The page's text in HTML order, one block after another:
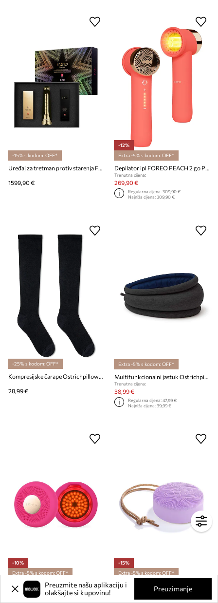
-15% s kodom: OFF*
Uređaj za tretman protiv starenja FOREO FAQ 103 Diamond Set (Black Diamond)
1599,90 €
-12%
Extra -5% s kodom: OFF*
Depilator ipl FOREO PEACH 2 go Peach
Trenutna cijena:
269,90 €
Regularna cijena:309,90 €
Najniža cijena:309,90 €
-25% s kodom: OFF*
28,99 €
Extra -5% s kodom: OFF*
Multifunkcionalni jastuk Ostrichpillow Light
Trenutna cijena:
38,99 €
Regularna cijena:47,99 €
Najniža cijena:39,99 €
-10%
Extra -5% s kodom: OFF*
Uređaj za nanošenje maski i svjetlosnu terapiju FOREO UFO™ 3 LED
Trenutna cijena:
-15%
Extra -5% s kodom: OFF*
159,90 €
Preuzmite našu aplikaciju i
olakšajte si kupovinu!
Preuzimanje